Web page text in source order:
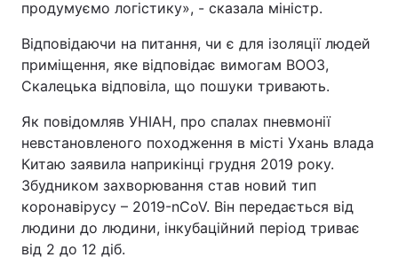
продумуємо логістику», - сказала міністр.
Відповідаючи на питання, чи є для ізоляції людей
приміщення, яке відповідає вимогам ВООЗ,
Скалецька відповіла, що пошуки тривають.
Як повідомляв УНІАН, про спалах пневмонії
невстановленого походження в місті Ухань влада
Китаю заявила наприкінці грудня 2019 року.
Збудником захворювання став новий тип
коронавірусу – 2019-nCoV. Він передається від
людини до людини, інкубаційний період триває
від 2 до 12 діб.